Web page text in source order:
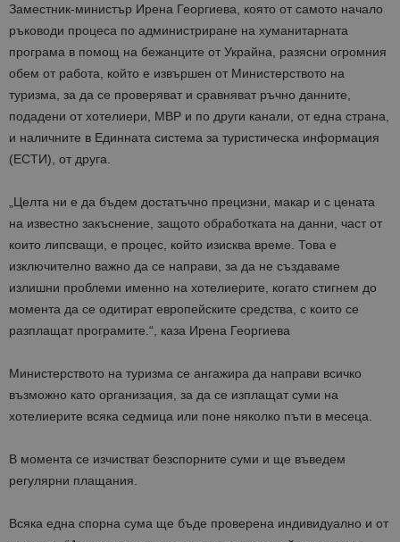
Заместник-министър Ирена Георгиева, която от самото начало
ръководи процеса по администриране на хуманитарната
програма в помощ на бежанците от Украйна, разясни огромния
обем от работа, който е извършен от Министерството на
туризма, за да се проверяват и сравняват ръчно данните,
подадени от хотелиери, МВР и по други канали, от една страна,
и наличните в Единната система за туристическа информация
(ЕСТИ), от друга.
„Целта ни е да бъдем достатъчно прецизни, макар и с цената
на известно закъснение, защото обработката на данни, част от
които липсващи, е процес, който изисква време. Това е
изключително важно да се направи, за да не създаваме
излишни проблеми именно на хотелиерите, когато стигнем до
момента да се одитират европейските средства, с които се
разплащат програмите.“, каза Ирена Георгиева
Министерството на туризма се ангажира да направи всичко
възможно като организация, за да се изплащат суми на
хотелиерите всяка седмица или поне няколко пъти в месеца.
В момента се изчистват безспорните суми и ще въведем
регулярни плащания.
Всяка една спорна сума ще бъде проверена индивидуално и от